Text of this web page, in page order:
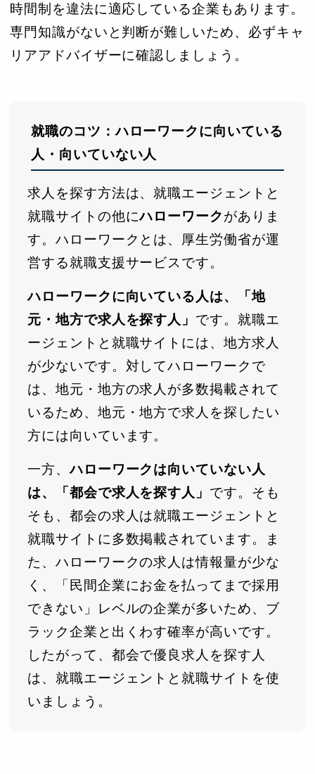
時間制を違法に適応している企業もあります。
専門知識がないと判断が難しいため、必ずキャ
リアアドバイザーに確認しましょう。
就職のコツ：ハローワークに向いている
人・向いていない人
求人を探す方法は、就職エージェントと
就職サイトの他にハローワークがありま
す。ハローワークとは、厚生労働省が運
営する就職支援サービスです。
ハローワークに向いている人は、「地
元・地方で求人を探す人」 です。就職エ
ージェントと就職サイトには、地方求人
が少ないです。対してハローワークで
は、地元・地方の求人が多数掲載されて
いるため、地元・地方で求人を探したい
方には向いています。
一方、ハローワークは向いていない人
は、「都会で求人を探す人」 です。そも
そも、都会の求人は就職エージェントと
就職サイトに多数掲載されています。ま
た、ハローワークの求人は情報量が少な
く、「民間企業にお金を払ってまで採用
できない」レベルの企業が多いため、ブ
ラック企業と出くわす確率が高いです。
したがって、都会で優良求人を探す人
は、就職エージェントと就職サイトを使
いましょう。